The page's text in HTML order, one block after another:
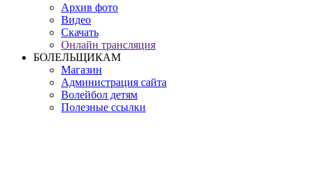
Архив фото
Видео
Скачать
Онлайн трансляция
БОЛЕЛЬЩИКАМ
Магазин
Администрация сайта
Волейбол детям
Полезные ссылки